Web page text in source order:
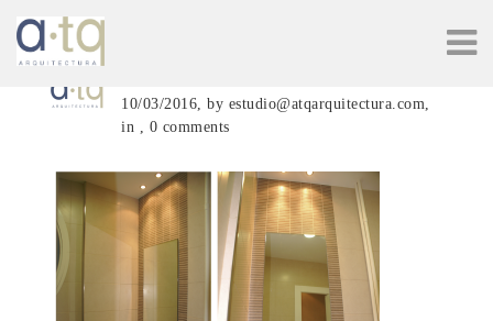
10/03/2016, by estudio@atqarquitectura.com,
in , 0 comments